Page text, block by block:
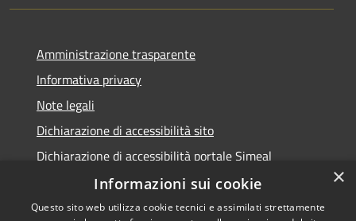
Amministrazione trasparente
Informativa privacy
Note legali
Dichiarazione di accessibilità sito
Dichiarazione di accessibilità portale Simeal
×
Informazioni sui cookie
Questo sito web utilizza cookie tecnici e assimilati strettamente